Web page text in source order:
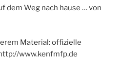
dem Weg nach hause … von
Material: offizielle
www.kenfmfp.de